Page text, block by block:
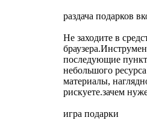
раздача подарков
Не заходите в
последующие
небольшого
материалы,
рискуете.зачем
игра подарки